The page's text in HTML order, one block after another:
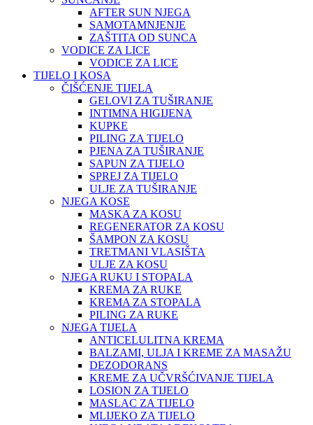
AFTER SUN NJEGA
SAMOTAMNJENJE
ZAŠTITA OD SUNCA
VODICE ZA LICE
VODICE ZA LICE
TIJELO I KOSA
ČIŠĆENJE TIJELA
GELOVI ZA TUŠIRANJE
INTIMNA HIGIJENA
KUPKE
PILING ZA TIJELO
PJENA ZA TUŠIRANJE
SAPUN ZA TIJELO
SPREJ ZA TIJELO
ULJE ZA TUŠIRANJE
NJEGA KOSE
MASKA ZA KOSU
REGENERATOR ZA KOSU
ŠAMPON ZA KOSU
TRETMANI VLASIŠTA
ULJE ZA KOSU
NJEGA RUKU I STOPALA
KREMA ZA RUKE
KREMA ZA STOPALA
PILING ZA RUKE
NJEGA TIJELA
ANTICELULITNA KREMA
BALZAMI, ULJA I KREME ZA MASAŽU
DEZODORANS
KREME ZA UČVRŠĆIVANJE TIJELA
LOSION ZA TIJELO
MASLAC ZA TIJELO
MLIJEKO ZA TIJELO